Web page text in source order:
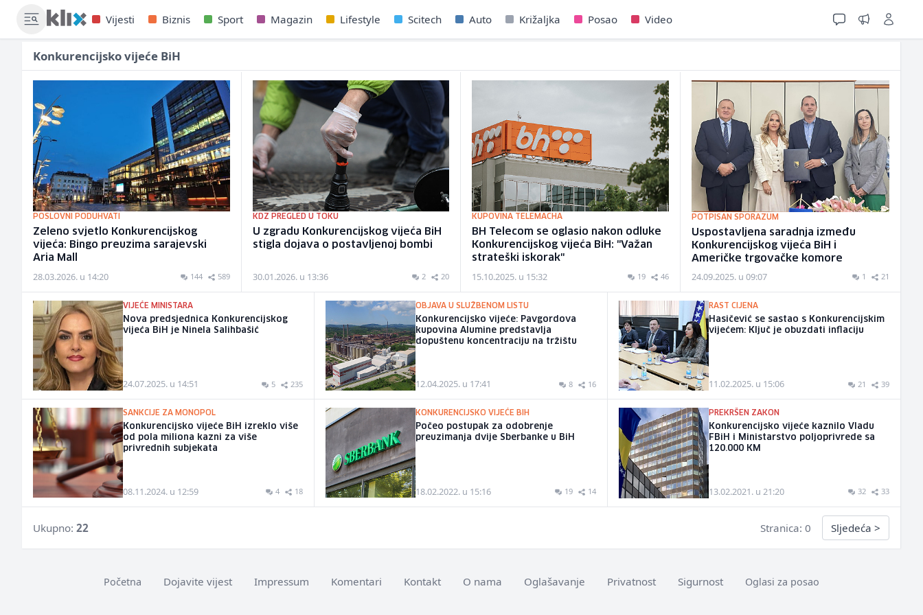
Vijesti Biznis Sport Magazin Lifestyle Scitech Auto Križaljka Posao Video
Konkurencijsko vijeće BiH
POSLOVNI PODUHVATI
Zeleno svjetlo Konkurencijskog
vijeća: Bingo preuzima sarajevski
Aria Mall
28.03.2026. u 14:20 144 589
KDZ PREGLED U TOKU
U zgradu Konkurencijskog vijeća BiH
stigla dojava o postavljenoj bombi
30.01.2026. u 13:36 2 20
KUPOVINA TELEMACHA
BH Telecom se oglasio nakon odluke
Konkurencijskog vijeća BiH: "Važan
strateški iskorak"
15.10.2025. u 15:32 19 46
POTPISAN SPORAZUM
Uspostavljena saradnja između
Konkurencijskog vijeća BiH i
Američke trgovačke komore
24.09.2025. u 09:07 1 21
VIJEĆE MINISTARA
Nova predsjednica Konkurencijskog
vijeća BiH je Ninela Salihbašić
24.07.2025. u 14:51 5 235
OBJAVA U SLUŽBENOM LISTU
Konkurencijsko vijeće: Pavgordova
kupovina Alumine predstavlja
dopuštenu koncentraciju na tržištu
12.04.2025. u 17:41 8 16
RAST CIJENA
Hasičević se sastao s Konkurencijskim
vijećem: Ključ je obuzdati inflaciju
11.02.2025. u 15:06 21 39
SANKCIJE ZA MONOPOL
Konkurencijsko vijeće BiH izreklo više
od pola miliona kazni za više
privrednih subjekata
08.11.2024. u 12:59 4 18
KONKURENCIJSKO VIJEĆE BIH
Počeo postupak za odobrenje
preuzimanja dvije Sberbanke u BiH
18.02.2022. u 15:16 19 14
PREKRŠEN ZAKON
Konkurencijsko vijeće kaznilo Vladu
FBiH i Ministarstvo poljoprivrede sa
120.000 KM
13.02.2021. u 21:20 32 33
Ukupno: 22 Stranica: 0 Sljedeća >
Početna Dojavite vijest Impressum Komentari Kontakt O nama Oglašavanje Privatnost Sigurnost Oglasi za posao